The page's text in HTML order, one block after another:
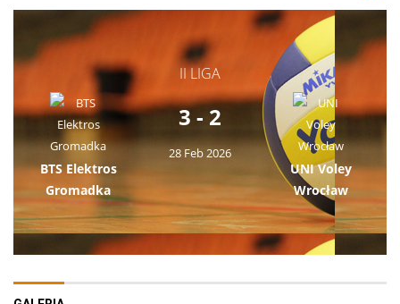
II LIGA
BTS Elektros
Gromadka
3 - 2
28 Feb 2026
UNI Voley
Wrocław